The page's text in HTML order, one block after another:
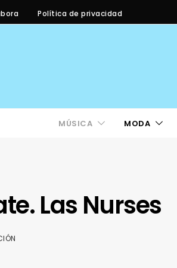
Política de privacidad
MÚSICA MODA
Las Nurses